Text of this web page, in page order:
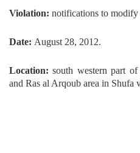
Violation: notifications to modify
Date: August 28, 2012.
Location:south western part
and Ras al Arqoub area in Shufa